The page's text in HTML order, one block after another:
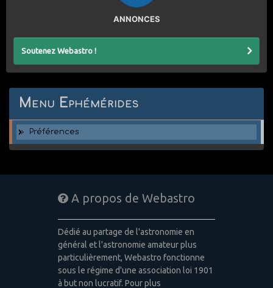
ANNONCES
Soutenez Webastro !
Menu Ephémérides
Préférences
A propos de Webastro
Dédié au partage de l'astronomie en
général et l'astronomie amateur plus
particulièrement, Webastro fonctionne
sous le régime d'une association loi 1901
à but non lucratif. Pour plus